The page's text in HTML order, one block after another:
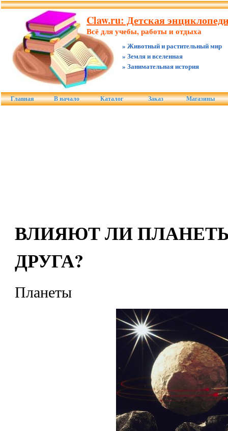
Claw.ru: Детская
Всё для учебы, работы и отдыха
» Животный и растительный мир
» Земля и вселенная
» Занимательная история
Главная В начало Каталог Заказ Магазины
ВЛИЯЮТ ЛИ
ДРУГА?
Планеты